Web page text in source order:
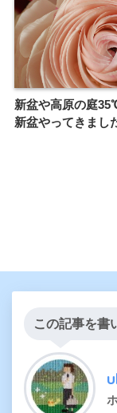
新盆や高原の庭
新盆やってきまし
この記事を書